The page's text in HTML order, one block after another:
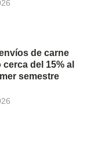
de carne
del 15% al
semestre